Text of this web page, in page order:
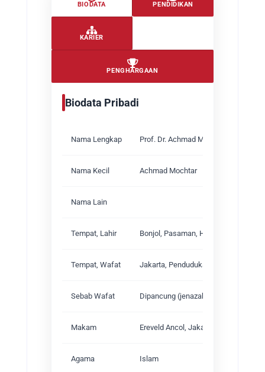
BIODATA PENDIDIKAN
KARIER
PENGHARGAAN
Biodata Pribadi
Nama Lengkap Prof. Dr. Achmad Mochtar
Nama Kecil Achmad Mochtar
Nama Lain
Tempat, Lahir Bonjol, Pasaman, Hindia Belanda, 10
Tempat, Wafat Jakarta, Pendudukan Jepang, 3 Juli
Sebab Wafat Dipancung (jenazahnya
Makam Ereveld Ancol, Jakarta
Agama Islam